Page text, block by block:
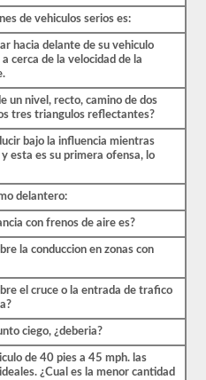
de vehiculos serios es:
hacia delante de su vehiculo
cerca de la velocidad de la
un nivel, recto, camino de dos
tres triangulos reflectantes?
bajo la influencia mientras
esta es su primera ofensa, lo
delantero:
con frenos de aire es?
la conduccion en zonas con
el cruce o la entrada de trafico
ciego, ¿deberia?
de 40 pies a 45 mph. las
¿Cual es la menor cantidad